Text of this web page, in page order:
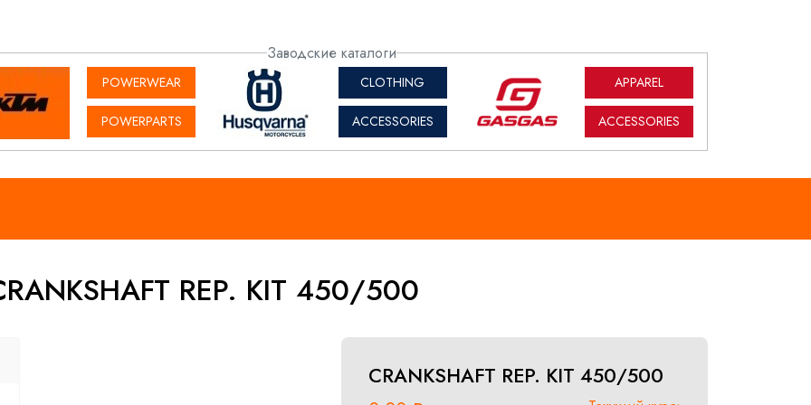
Заводские каталоги
POWERWEAR
POWERPARTS
CLOTHING
ACCESSORIES
APPAREL
ACCESSORIES
REP. KIT 450/500
CRANKSHAFT REP. KIT 450/500